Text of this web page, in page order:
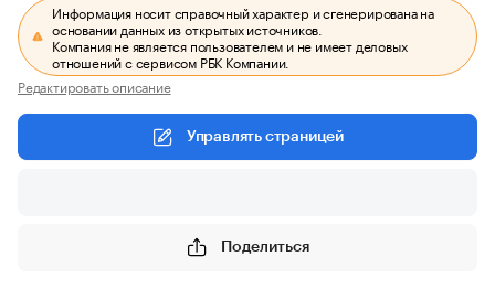
Информация носит справочный характер и сгенерирована на
основании данных из открытых источников.
Компания не является пользователем и не имеет деловых
отношений с сервисом РБК Компании.
Редактировать описание
Управлять страницей
Поделиться